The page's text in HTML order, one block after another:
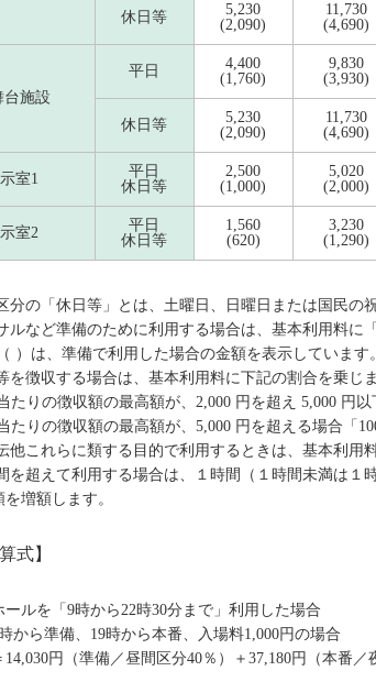
休日等
5,230
(2,090)
11,730
(4,690)
台施設
平日
4,400
(1,760)
9,830
(3,930)
休日等
5,230
(2,090)
11,730
(4,690)
室1
平日
休日等
2,500
(1,000)
5,020
(2,000)
室2
平日
休日等
1,560
(620)
3,230
(1,290)
の「休日等」とは、土曜日、日曜日または国民の祝
など準備のために利用する場合は、基本利用料に
）は、準備で利用した場合の金額を表示しています。
徴収する場合は、基本利用料に下記の割合を乗じま
たりの徴収額の最高額が、2,000 円を超え 5,000 円以
たりの徴収額の最高額が、5,000 円を超える場合「
これらに類する目的で利用するときは、基本利用料
超えて利用する場合は、１時間（１時間未満は１
増額します。
式】
ールを「9時から22時30分まで」利用した場合
から準備、19時から本番、入場料1,000円の場合
円（準備／昼間区分40％）＋37,180円（本番／